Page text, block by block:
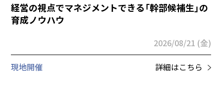
経営の視点でマネジメントできる「幹部候補生」の
育成ノウハウ
2026/08/21 (金)
現地開催 詳細はこちら